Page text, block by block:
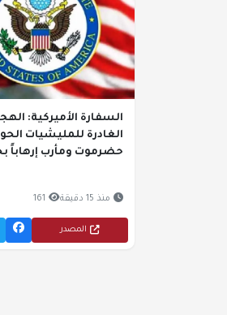
السفارة الأميركية:
الغادرة للمليشيات
حضرموت ومأرب إرهاباً
منذ 15 دقيقة 161
المصدر